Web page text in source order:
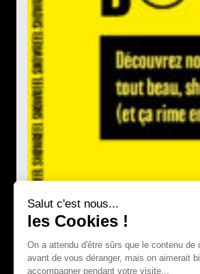
Salut c'est nous...
les Cookies !
On a attendu d'être sûrs que le contenu
avant de vous déranger, mais on aimerait
accompagner pendant votre visite...